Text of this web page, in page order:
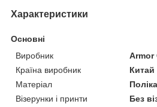
Характеристики
Основні
Виробник
Armor
Країна виробник
Китай
Матеріал
Візерунки і принти
Без